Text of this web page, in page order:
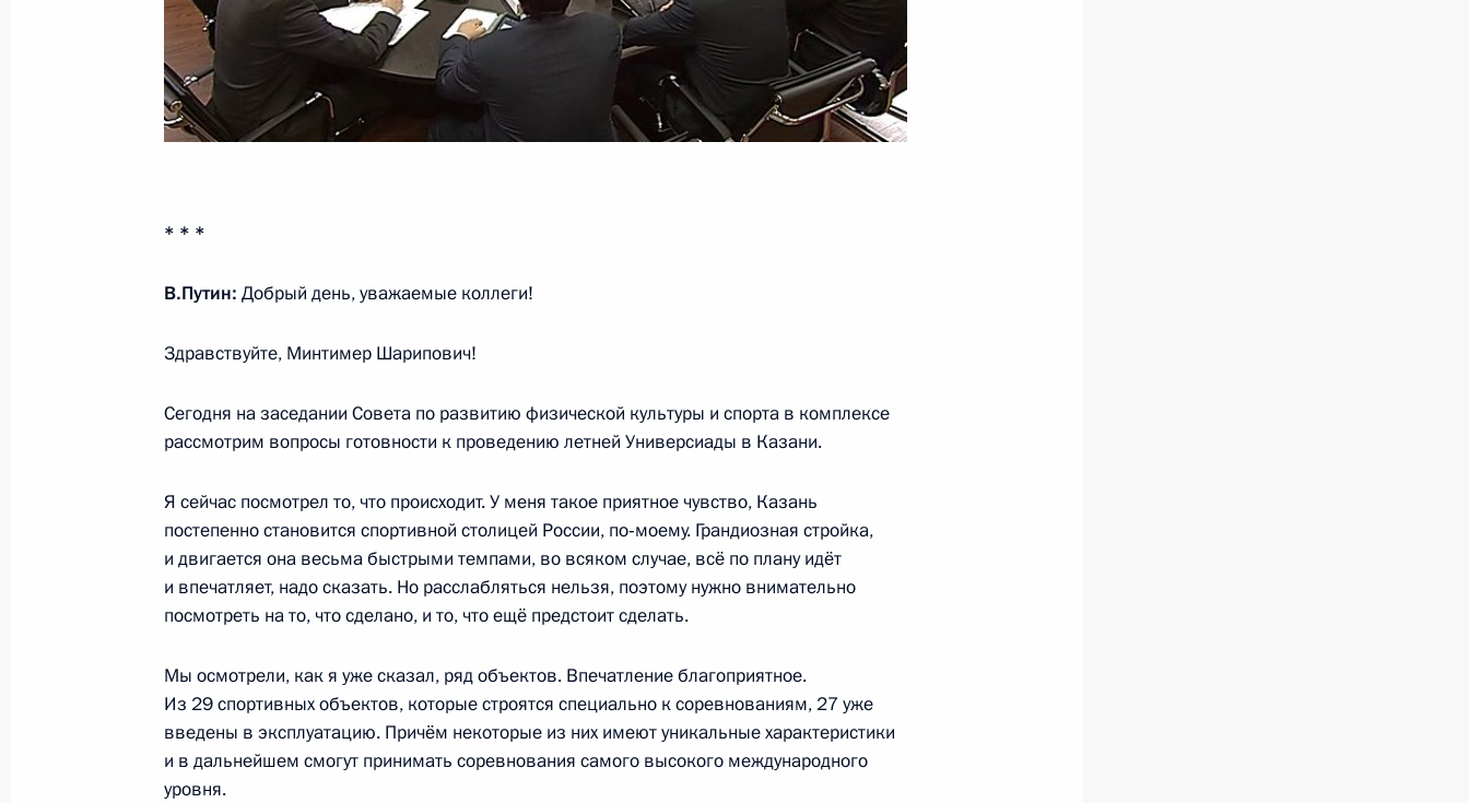
Рабочая встреча с главой Минкомсвязи Николаем Никифоровым
20 октября 2016 года, 16:30
6 октября 2016 года, 16:00
7 июня 2016 года, 13:35
Совещание с членами Правительства
Заседание президиума Госсовета по вопросам безопасности
дорожного движения
* * *
В.Путин: Добрый день, уважаемые коллеги!
Здравствуйте, Минтимер Шарипович!
Сегодня на заседании Совета по развитию физической культуры и спорта в комплексе
рассмотрим вопросы готовности к проведению летней Универсиады в Казани.
Я сейчас посмотрел то, что происходит. У меня такое приятное чувство, Казань
постепенно становится спортивной столицей России, по‑моему. Грандиозная стройка,
и двигается она весьма быстрыми темпами, во всяком случае, всё по плану идёт
и впечатляет, надо сказать. Но расслабляться нельзя, поэтому нужно внимательно
посмотреть на то, что сделано, и то, что ещё предстоит сделать.
Мы осмотрели, как я уже сказал, ряд объектов. Впечатление благоприятное.
Из 29 спортивных объектов, которые строятся специально к соревнованиям, 27 уже
введены в эксплуатацию. Причём некоторые из них имеют уникальные характеристики
и в дальнейшем смогут принимать соревнования самого высокого международного
уровня.